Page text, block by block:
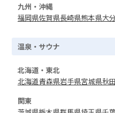
九州・沖縄
福岡県佐賀県長崎県熊本県大
温泉・サウナ
北海道・東北
北海道青森県岩手県宮城県秋
関東